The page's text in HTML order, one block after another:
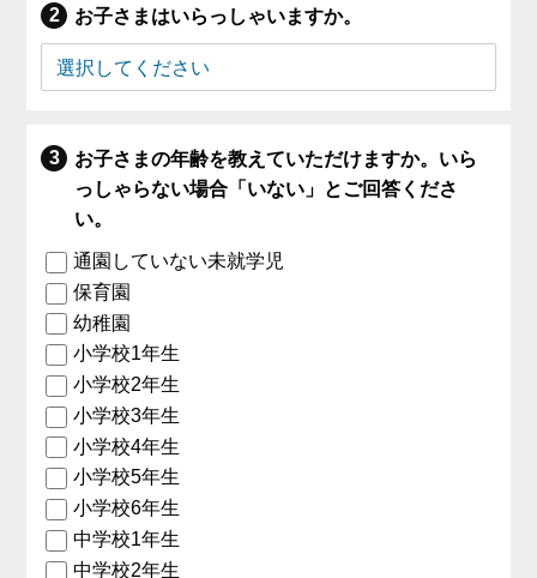
お子さまはいらっしゃいますか。
お子さまの年齢を教えていただけますか。いら
っしゃらない場合「いない」とご回答くださ
い。
通園していない未就学児
保育園
幼稚園
小学校1年生
小学校2年生
小学校3年生
小学校4年生
小学校5年生
小学校6年生
中学校1年生
中学校2年生